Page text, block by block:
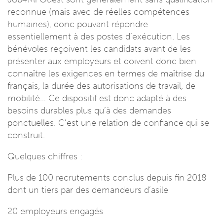
reconnue (mais avec de réelles compétences
humaines), donc pouvant répondre
essentiellement à des postes d’exécution. Les
bénévoles reçoivent les candidats avant de les
présenter aux employeurs et doivent donc bien
connaître les exigences en termes de maîtrise du
français, la durée des autorisations de travail, de
mobilité… Ce dispositif est donc adapté à des
besoins durables plus qu’à des demandes
ponctuelles. C’est une relation de confiance qui se
construit.
Quelques chiffres :
Plus de 100 recrutements conclus depuis fin 2018
dont un tiers par des demandeurs d’asile
20 employeurs engagés